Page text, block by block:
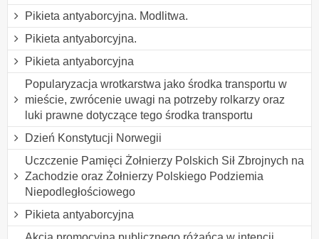
Pikieta antyaborcyjna. Modlitwa.
Pikieta antyaborcyjna.
Pikieta antyaborcyjna
Popularyzacja wrotkarstwa jako środka transportu w
mieście, zwrócenie uwagi na potrzeby rolkarzy oraz
luki prawne dotyczące tego środka transportu
Dzień Konstytucji Norwegii
Uczczenie Pamięci Żołnierzy Polskich Sił Zbrojnych na
Zachodzie oraz Żołnierzy Polskiego Podziemia
Niepodległościowego
Pikieta antyaborcyjna